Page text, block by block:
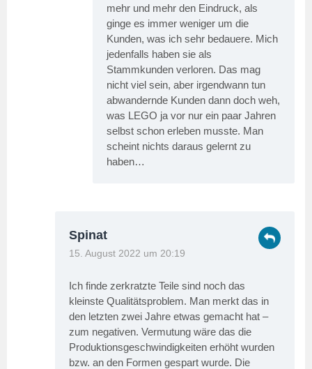
mehr und mehr den Eindruck, als
ginge es immer weniger um die
Kunden, was ich sehr bedauere. Mich
jedenfalls haben sie als
Stammkunden verloren. Das mag
nicht viel sein, aber irgendwann tun
abwandernde Kunden dann doch weh,
was LEGO ja vor nur ein paar Jahren
selbst schon erleben musste. Man
scheint nichts daraus gelernt zu
haben…
Spinat
15. August 2022 um 20:19
Ich finde zerkratzte Teile sind noch das
kleinste Qualitätsproblem. Man merkt das in
den letzten zwei Jahre etwas gemacht hat –
zum negativen. Vermutung wäre das die
Produktionsgeschwindigkeiten erhöht wurden
bzw. an den Formen gespart wurde. Die